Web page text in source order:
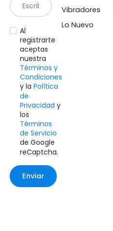
Al
registrarte
aceptas
nuestra
Términos y
Condiciones
y la Política
de
Privacidad y
los
Términos
de Servicio
de Google
reCaptcha.
Enviar
Vibradores
Lo Nuevo